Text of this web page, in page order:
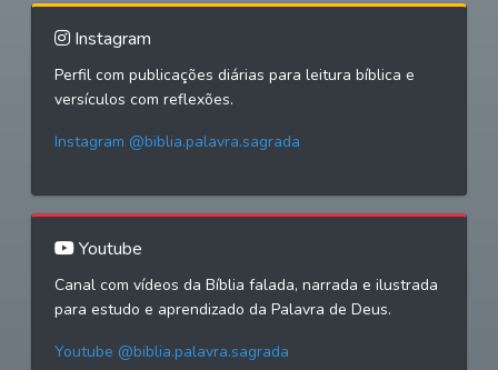
Instagram
Perfil com publicações diárias para leitura bíblica e
versículos com reflexões.
Instagram @biblia.palavra.sagrada
Youtube
Canal com vídeos da Bíblia falada, narrada e ilustrada
para estudo e aprendizado da Palavra de Deus.
Youtube @biblia.palavra.sagrada